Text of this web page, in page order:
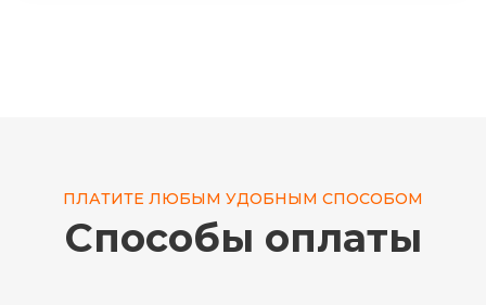
ПЛАТИТЕ ЛЮБЫМ УДОБНЫМ СПОСОБОМ
Способы оплаты